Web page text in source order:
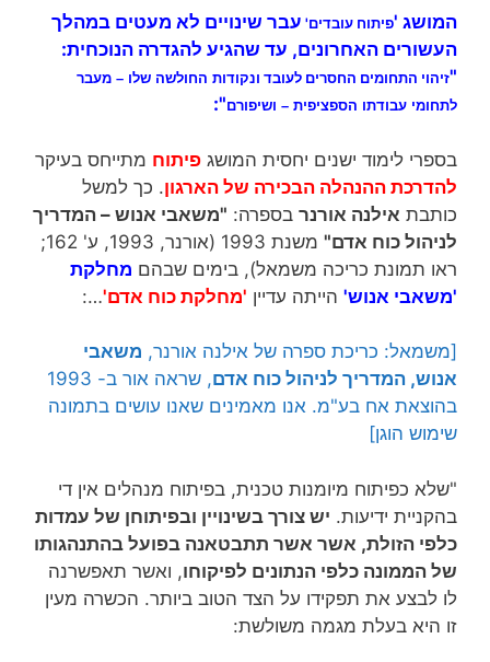
המושג 'פיתוח עובדים' עבר שינויים לא מעטים במהלך
העשורים האחרונים, עד שהגיע להגדרה הנוכחית:
"זיהוי התחומים החסרים לעובד ונקודות החולשה שלו – מעבר
לתחומי עבודתו הספציפית – ושיפורם":
בספרי לימוד ישנים יחסית המושג פיתוח מתייחס בעיקר
להדרכת ההנהלה הבכירה של הארגון. כך למשל
כותבת אילנה אורנר בספרה: "משאבי אנוש – המדריך
לניהול כוח אדם"
משנת 1993 (אורנר, 1993, ע' 162;
ראו תמונת כריכה משמאל), בימים שבהם מחלקת
'משאבי אנוש' הייתה עדיין 'מחלקת כוח אדם'…:
[משמאל: כריכת ספרה של אילנה אורנר, משאבי
אנוש, המדריך לניהול כוח אדם
, שראה אור ב- 1993
בהוצאת אח בע"מ. אנו מאמינים שאנו עושים בתמונה
שימוש הוגן]
"שלא כפיתוח מיומנות טכנית, בפיתוח מנהלים אין די
בהקניית ידיעות. יש צורך בשינויין ובפיתוחן של עמדות
כלפי הזולת, אשר אשר תתבטאנה בפועל בהתנהגותו
של הממונה כלפי הנתונים לפיקוחו, ואשר תאפשרנה
לו לבצע את תפקידו על הצד הטוב ביותר. הכשרה מעין
זו היא בעלת מגמה משולשת: